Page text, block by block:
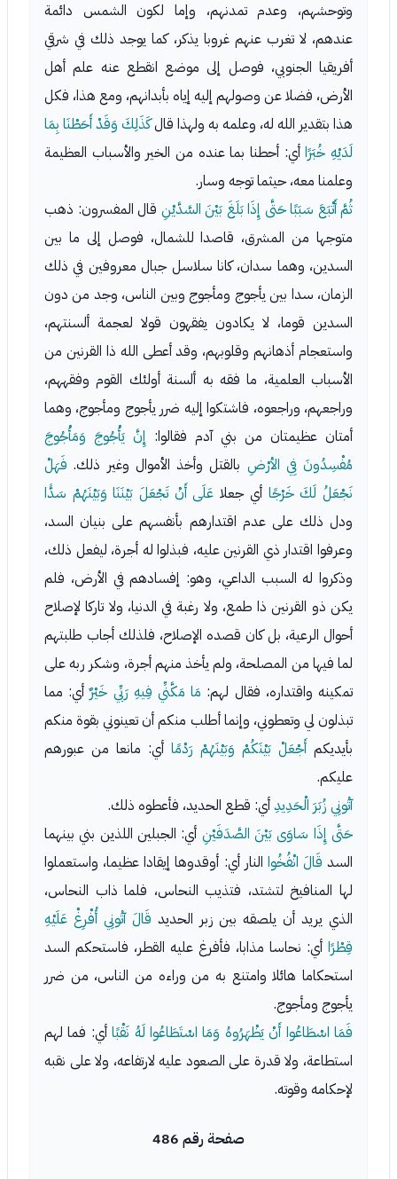
وتوحشهم، وعدم تمدنهم، وإما لكون الشمس دائمة
عندهم، لا تغرب عنهم غروبا يذكر، كما يوجد ذلك في شرقي
أفريقيا الجنوبي، فوصل إلى موضع انقطع عنه علم أهل
الأرض، فضلا عن وصولهم إليه إياه بأبدانهم، ومع هذا، فكل
هذا بتقدير الله له، وعلمه به ولهذا قالكَذَلِكَ وَقَدْ أَحَطْنَا بِمَا
لَدَيْهِ خُبَرًاأي: أحطنا بما عنده من الخير والأسباب العظيمة
وعلمنا معه، حيثما توجه وسار.
ثُمَّ أَتْبَعَ سَبَبًا حَتَّى إِذَا بَلَغَ بَيْنَ السَّدَّيْنِ قال المفسرون: ذهب
متوجها من المشرق، قاصدا للشمال، فوصل إلى ما بين
السدين، وهما سدان، كانا سلاسل جبال معروفين في ذلك
الزمان، سدا بين يأجوج ومأجوج وبين الناس، وجد من دون
السدين قوما، لا يكادون يفقهون قولا لعجمة ألسنتهم،
واستعجام أذهانهم وقلوبهم، وقد أعطى الله ذا القرنين من
الأسباب العلمية، ما فقه به ألسنة أولئك القوم وفقههم،
وراجعهم، وراجعوه، فاشتكوا إليه ضرر يأجوج ومأجوج، وهما
أمتان عظيمتان من بني آدم فقالوا: إِنَّ يَأْجُوجَ وَمَأْجُوجَ
مُفْسِدُونَ فِي الأرْضِ بالقتل وأخذ الأموال وغير ذلك. فَهَلْ
نَجْعَلُ لَكَ خَرْجًا أي جعلا عَلَى أَنْ تَجْعَلَ بَيْنَنَا وَبَيْنَهُمْ سَدًّا
ودل ذلك على عدم اقتدارهم بأنفسهم على بنيان السد،
وعرفوا اقتدار ذي القرنين عليه، فبذلوا له أجرة، ليفعل ذلك،
وذكروا له السبب الداعي، وهو: إفسادهم في الأرض، فلم
يكن ذو القرنين ذا طمع، ولا رغبة في الدنيا، ولا تاركا لإصلاح
أحوال الرعية، بل كان قصده الإصلاح، فلذلك أجاب طلبتهم
لما فيها من المصلحة، ولم يأخذ منهم أجرة، وشكر ربه على
تمكينه واقتداره، فقال لهم: مَا مَكَّنِّي فِيهِ رَبِّي خَيْرٌأي: مما
تبذلون لي وتعطوني، وإنما أطلب منكم أن تعينوني بقوة منكم
بأيديكم أَجْعَلْ بَيْنَكُمْ وَبَيْنَهُمْ رَدْمًا أي: مانعا من عبورهم
عليكم.
آتُونِي زُبَرَ الْحَدِيدِأي: قطع الحديد، فأعطوه ذلك.
حَتَّى إِذَا سَاوَى بَيْنَ الصَّدَفَيْنِ أي: الجبلين اللذين بني بينهما
السد قَالَ انْفُخُوا النار أي: أوقدوها إيقادا عظيما، واستعملوا
لها المنافيخ لتشتد، فتذيب النحاس، فلما ذاب النحاس،
الذي يريد أن يلصقه بين زبر الحديد قَالَ آتُونِي أُفْرِغْ عَلَيْهِ
قِطْرًا أي: نحاسا مذابا، فأفرغ عليه القطر، فاستحكم السد
استحكاما هائلا وامتنع به من وراءه من الناس، من ضرر
يأجوج ومأجوج.
فَمَا اسْطَاعُوا أَنْ يَظْهَرُوهُ وَمَا اسْتَطَاعُوا لَهُ نَقْبًاأي: فما لهم
استطاعة، ولا قدرة على الصعود عليه لارتفاعه، ولا على نقبه
لإحكامه وقوته.
صفحة رقم 486